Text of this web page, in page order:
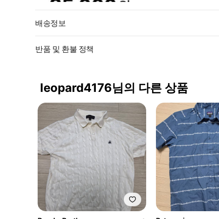
배송정보
반품 및 환불 정책
leopard4176님의 다른 상품